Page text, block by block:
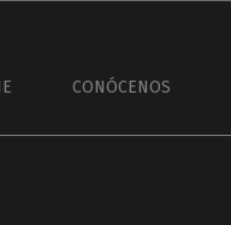
CONÓCENOS